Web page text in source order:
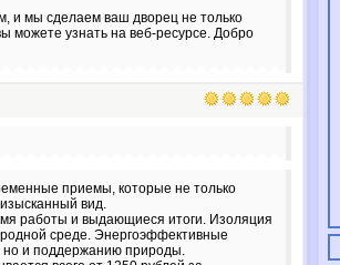
и мы сделаем ваш дворец не только
можете узнать на веб-ресурсе. Добро
приемы, которые не только
вид.
работы и выдающиеся итоги. Изоляция
среде. Энергоэффективные
но и поддержанию природы.